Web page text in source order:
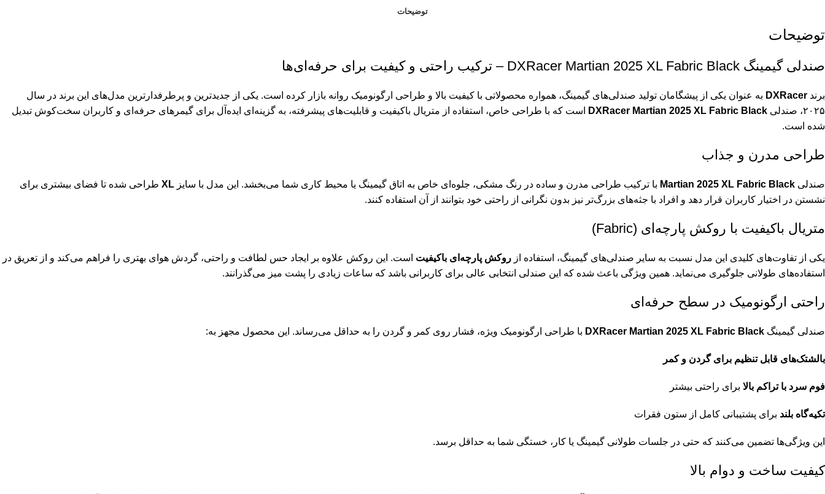
توضیحات
توضیحات
صندلی گیمینگ DXRacer Martian 2025 XL Fabric Black – ترکیب راحتی و کیفیت برای حرفه‌ای‌ها
برند DXRacer به عنوان یکی از پیشگامان تولید صندلی‌های گیمینگ، همواره محصولاتی با کیفیت بالا و طراحی ارگونومیک روانه بازار کرده است. یکی از جدیدترین و پرطرفدارترین مدل‌های این برند در سال
۲۰۲۵، صندلی
DXRacer Martian 2025 XL Fabric Black
است که با طراحی خاص، استفاده از متریال باکیفیت و قابلیت‌های پیشرفته، به گزینه‌ای ایده‌آل برای گیمرهای حرفه‌ای و کاربران سخت‌کوش تبدیل
شده است.
طراحی مدرن و جذاب
صندلی Martian 2025 XL Fabric Black با ترکیب طراحی مدرن و ساده در رنگ مشکی، جلوه‌ای خاص به اتاق گیمینگ یا محیط کاری شما می‌بخشد. این مدل با سایز XL طراحی شده تا فضای بیشتری برای
نشستن در اختیار کاربران قرار دهد و افراد با جثه‌های بزرگ‌تر نیز بدون نگرانی از راحتی خود بتوانند از آن استفاده کنند.
متریال باکیفیت با روکش پارچه‌ای (Fabric)
یکی از تفاوت‌های کلیدی این مدل نسبت به سایر صندلی‌های گیمینگ، استفاده از روکش پارچه‌ای باکیفیت است. این روکش علاوه بر ایجاد حس لطافت و راحتی، گردش هوای بهتری را فراهم می‌کند و از تعریق در
استفاده‌های طولانی جلوگیری می‌نماید. همین ویژگی باعث شده که این صندلی انتخابی عالی برای کاربرانی باشد که ساعات زیادی را پشت میز می‌گذرانند.
راحتی ارگونومیک در سطح حرفه‌ای
صندلی گیمینگ DXRacer Martian 2025 XL Fabric Black با طراحی ارگونومیک ویژه، فشار روی کمر و گردن را به حداقل می‌رساند. این محصول مجهز به:
بالشتک‌های قابل تنظیم برای گردن و کمر
فوم سرد با تراکم بالا برای راحتی بیشتر
تکیه‌گاه بلند برای پشتیبانی کامل از ستون فقرات
این ویژگی‌ها تضمین می‌کنند که حتی در جلسات طولانی گیمینگ یا کار، خستگی شما به حداقل برسد.
کیفیت ساخت و دوام بالا